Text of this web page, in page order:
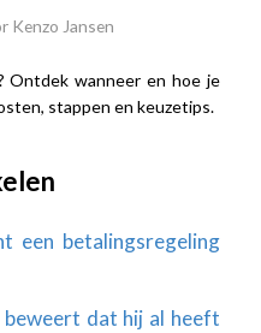
Kenzo Jansen
Ontdek wanneer en hoe je
stappen en keuzetips.
een betalingsregeling
dat hij al heeft